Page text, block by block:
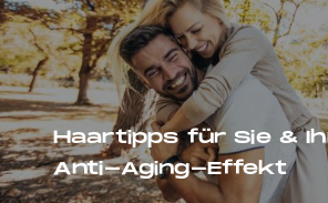
Haartipps für Sie &
Anti-Aging-Effekt